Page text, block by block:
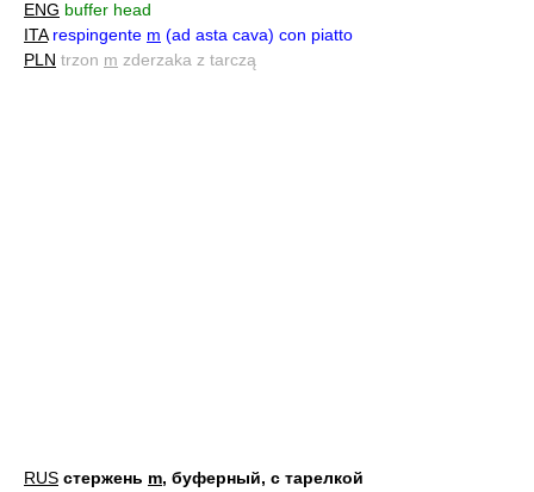
ENG buffer head
ITA respingente m (ad asta cava) con piatto
PLN trzon m zderzaka z tarczą
RUS стержень m, буферный, с тарелкой